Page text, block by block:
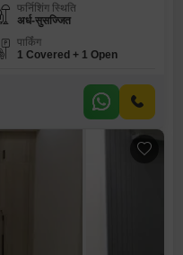
फर्निशिंग स्थिति
अर्ध-सुसज्जित
पार्किंग
1 Covered + 1 Open